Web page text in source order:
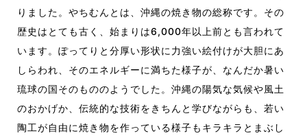
りました。やちむんとは、沖縄の焼き物の総称です。その
歴史はとても古く、始まりは6,000年以上前とも言われて
います。ぽってりと分厚い形状に力強い絵付けが大胆にあ
しらわれ、そのエネルギーに満ちた様子が、なんだか暑い
琉球の国そのもののようでした。沖縄の陽気な気候や風土
のおかげか、伝統的な技術をきちんと学びながらも、若い
陶工が自由に焼き物を作っている様子もキラキラとまぶし